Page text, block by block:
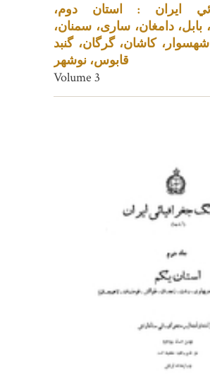
ايران : استان دوم،
دامغان، ساری، سمنان،
کاشان، گرگان، گنبد
قابوس، نوشهر
Volume 3